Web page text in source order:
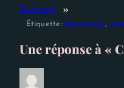
Suivant
»
Étiquette : bourgeoise,
Une réponse à «